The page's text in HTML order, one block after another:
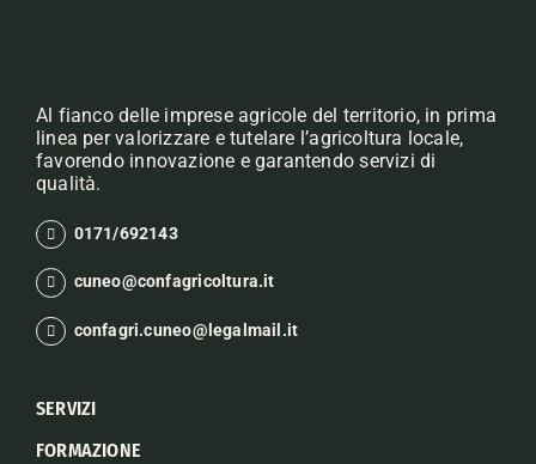
Al fianco delle imprese agricole del territorio, in prima
linea per valorizzare e tutelare l’agricoltura locale,
favorendo innovazione e garantendo servizi di
qualità.
0171/692143
cuneo@confagricoltura.it
confagri.cuneo@legalmail.it
SERVIZI
FORMAZIONE